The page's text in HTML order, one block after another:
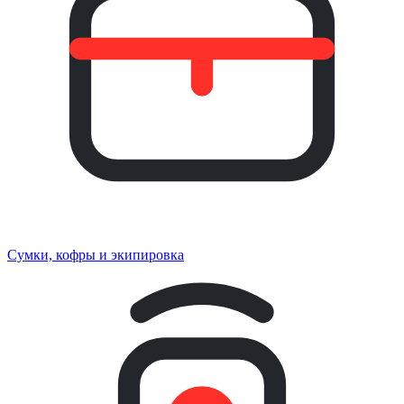
Сумки, кофры и экипировка